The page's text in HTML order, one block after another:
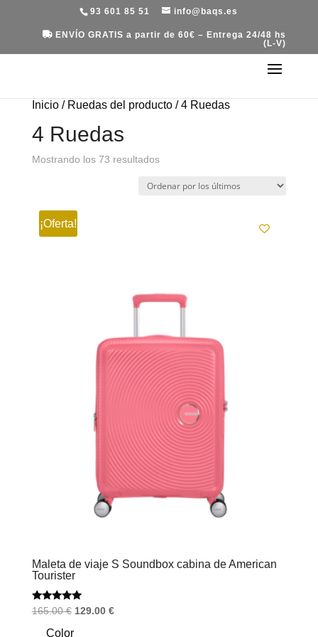
93 601 85 51 info@baqs.es
ENVÍO GRATIS a partir de 60€ – Entrega 24/48 hs
(L-V)
Inicio/ Ruedas del producto / 4 Ruedas
4 Ruedas
Mostrando los 73 resultadosOrdenado
los
¡Oferta!
Maleta de viaje S Soundbox cabina de American
Tourister
Valorado
5.00
165.00€ El
129.00 €El
Color